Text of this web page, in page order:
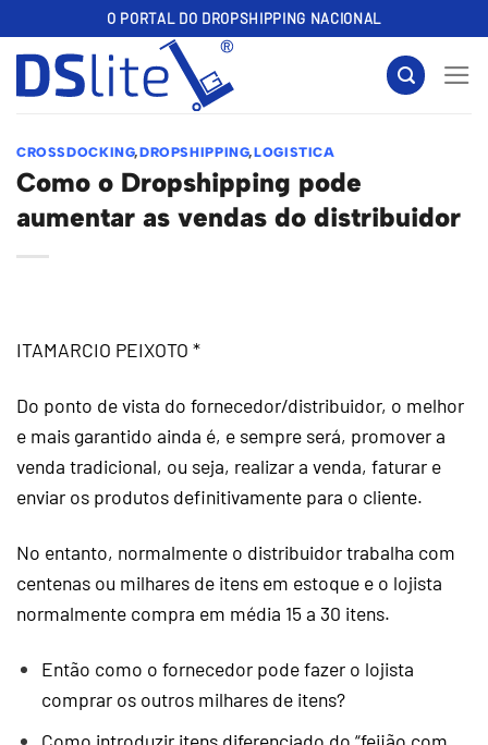
to
content
O PORTAL DO DROPSHIPPING NACIONAL
CROSSDOCKING,DROPSHIPPING,LOGISTICA
Como o Dropshipping pode
aumentar as vendas do distribuidor
ITAMARCIO PEIXOTO *
Do ponto de vista do fornecedor/distribuidor, o melhor
e mais garantido ainda é, e sempre será, promover a
venda tradicional, ou seja, realizar a venda, faturar e
enviar os produtos definitivamente para o cliente.
No entanto, normalmente o distribuidor trabalha com
centenas ou milhares de itens em estoque e o lojista
normalmente compra em média 15 a 30 itens.
Então como o fornecedor pode fazer o lojista
comprar os outros milhares de itens?